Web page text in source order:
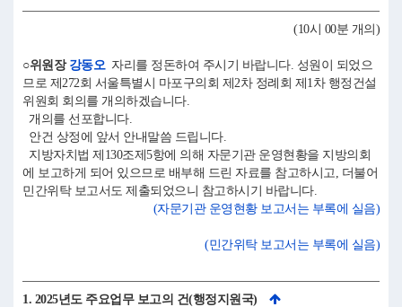
(10시 00분 개의)
○위원장 강동오자리를 정돈하여 주시기 바랍니다. 성원이 되었으
므로 제272회 서울특별시 마포구의회 제2차 정례회 제1차 행정건설
위원회 회의를 개의하겠습니다.
개의를 선포합니다.
안건 상정에 앞서 안내말씀 드립니다.
지방자치법 제130조제5항에 의해 자문기관 운영현황을 지방의회
에 보고하게 되어 있으므로 배부해 드린 자료를 참고하시고, 더불어
민간위탁 보고서도 제출되었으니 참고하시기 바랍니다.
(자문기관 운영현황 보고서는 부록에 실음)
(민간위탁 보고서는 부록에 실음)
1. 2025년도 주요업무 보고의 건(행정지원국)